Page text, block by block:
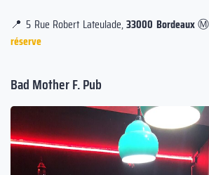
📍 5 Rue Robert Lateulade,33000 BordeauxⓂ️
réserve
Bad Mother F. Pub